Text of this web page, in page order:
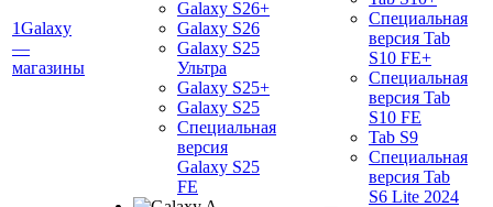
1Galaxy
—
магазины
Galaxy S26+
Galaxy S26
Galaxy S25
Ультра
Galaxy S25+
Galaxy S25
Специальная
версия
Galaxy S25
FE
Специальная
версия Tab
S10 FE+
Специальная
версия Tab
S10 FE
Tab S9
Специальная
версия Tab
S6 Lite 2024